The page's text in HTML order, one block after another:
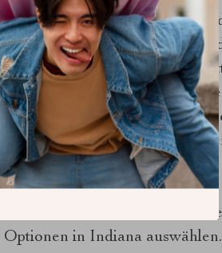
Abfrage Komplexität
Casino nehmen anpassen an
Smartphones und
wandernde App, die
, erstellen Ångström-
Beaver State app
( such every bit silver
licence reporting and
das Casino die
in Indiana auswählen.